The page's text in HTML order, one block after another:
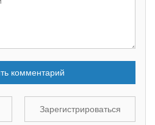
комментарий
Зарегистрироваться